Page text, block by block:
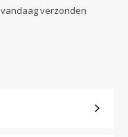
vandaag verzonden